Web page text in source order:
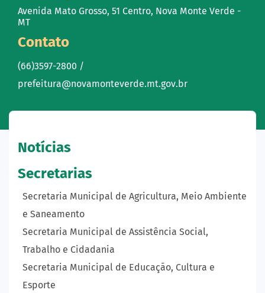
Avenida Mato Grosso, 51 Centro, Nova Monte Verde -
MT
Contato
(66)3597-2800 /
prefeitura@novamonteverde.mt.gov.br
Notícias
Secretarias
Secretaria Municipal de Agricultura, Meio Ambiente
e Saneamento
Secretaria Municipal de Assistência Social,
Trabalho e Cidadania
Secretaria Municipal de Educação, Cultura e
Esporte